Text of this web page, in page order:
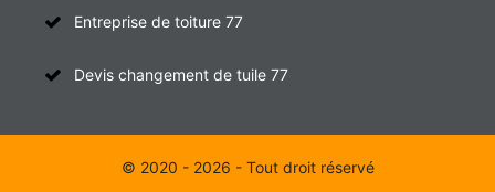
Entreprise de toiture 77
Devis changement de tuile 77
© 2020 - 2026 - Tout droit réservé